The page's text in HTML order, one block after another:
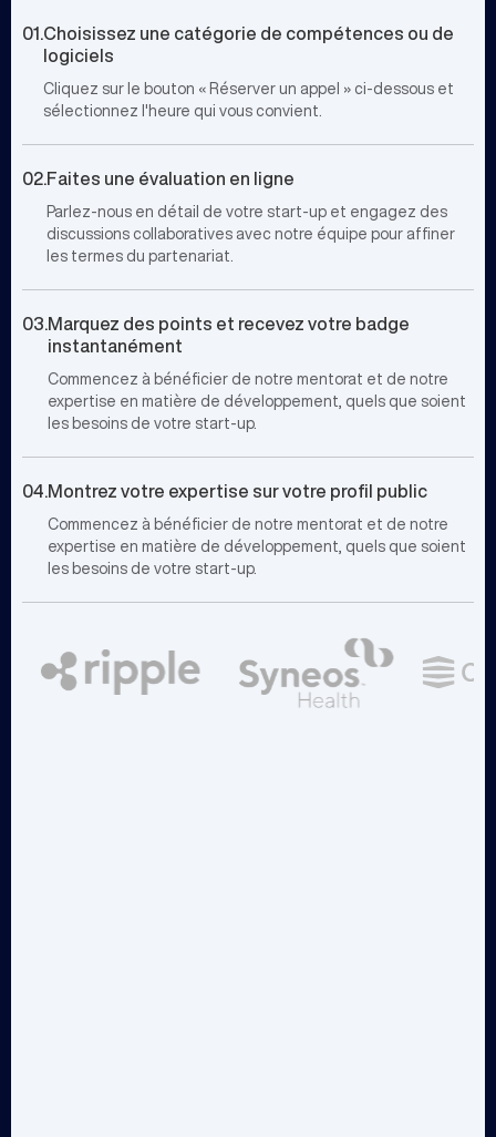
01.Choisissez une catégorie de compétences ou de
logiciels
Cliquez sur le bouton « Réserver un appel » ci-dessous et
sélectionnez l'heure qui vous convient.
02.Faites une évaluation en ligne
Parlez-nous en détail de votre start-up et engagez des
discussions collaboratives avec notre équipe pour affiner
les termes du partenariat.
03.Marquez des points et recevez votre badge
instantanément
Commencez à bénéficier de notre mentorat et de notre
expertise en matière de développement, quels que soient
les besoins de votre start-up.
04.Montrez votre expertise sur votre profil public
Commencez à bénéficier de notre mentorat et de notre
expertise en matière de développement, quels que soient
les besoins de votre start-up.